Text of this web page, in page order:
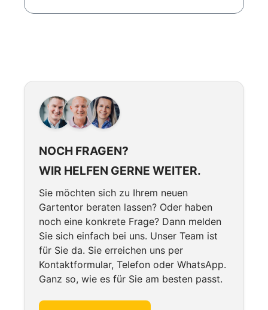
NOCH FRAGEN?
WIR HELFEN GERNE WEITER.
Sie möchten sich zu Ihrem neuen
Gartentor beraten lassen? Oder haben
noch eine konkrete Frage? Dann melden
Sie sich einfach bei uns. Unser Team ist
für Sie da. Sie erreichen uns per
Kontaktformular, Telefon oder WhatsApp.
Ganz so, wie es für Sie am besten passt.